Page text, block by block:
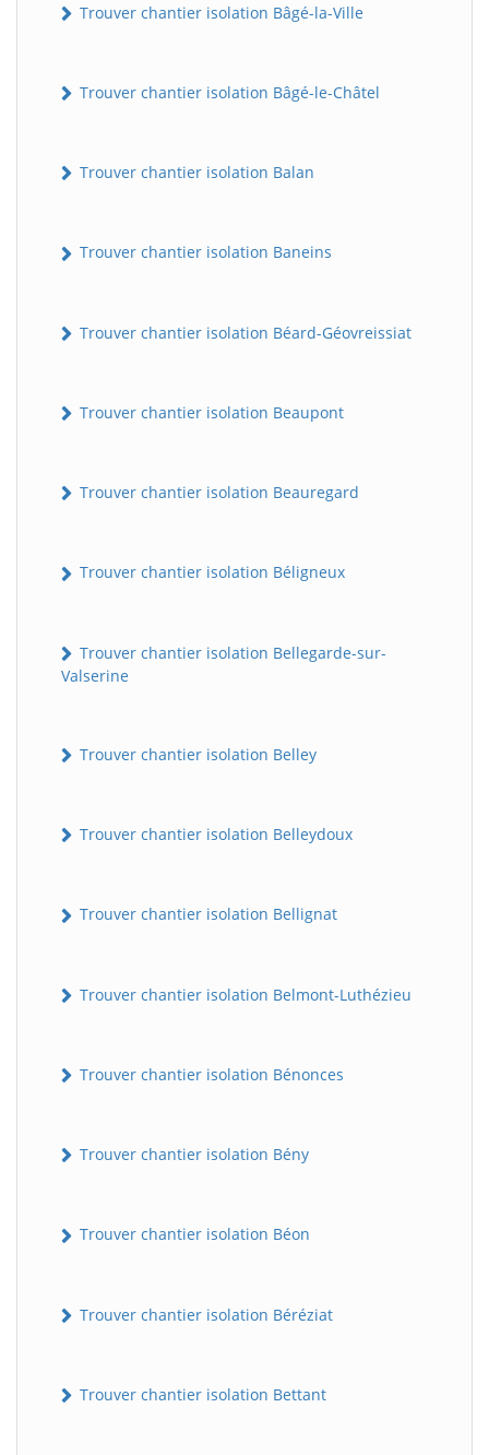
Trouver chantier isolation Bâgé-la-Ville
Trouver chantier isolation Bâgé-le-Châtel
Trouver chantier isolation Balan
Trouver chantier isolation Baneins
Trouver chantier isolation Béard-Géovreissiat
Trouver chantier isolation Beaupont
Trouver chantier isolation Beauregard
Trouver chantier isolation Béligneux
Trouver chantier isolation Bellegarde-sur-
Valserine
Trouver chantier isolation Belley
Trouver chantier isolation Belleydoux
Trouver chantier isolation Bellignat
Trouver chantier isolation Belmont-Luthézieu
Trouver chantier isolation Bénonces
Trouver chantier isolation Bény
Trouver chantier isolation Béon
Trouver chantier isolation Béréziat
Trouver chantier isolation Bettant